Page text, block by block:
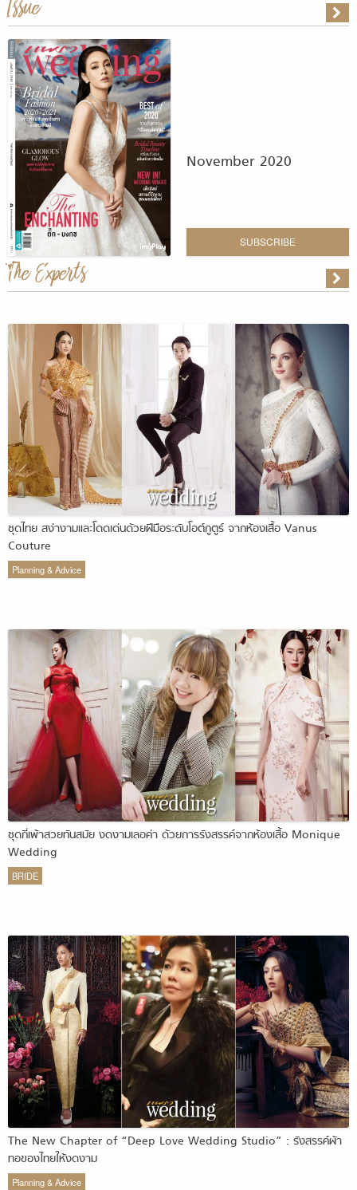
Issue
November 2020
SUBSCRIBE
The Experts
ชุดไทย สง่างามและโดดเด่นด้วยฝีมือระดับโอต์กูตูร์ จากห้องเสื้อ Vanus
Couture
Planning & Advice
ชุดกี่เพ้าสวยทันสมัย งดงามเลอค่า ด้วยการรังสรรค์จากห้องเสื้อ Monique
Wedding
BRIDE
The New Chapter of “Deep Love Wedding Studio” : รังสรรค์ผ้า
ทอของไทยให้งดงาม
Planning & Advice